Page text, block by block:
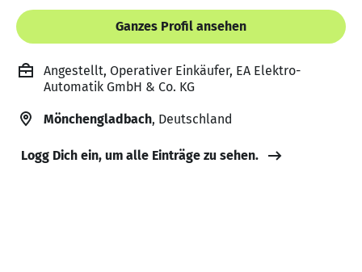
Ganzes Profil ansehen
Angestellt, Operativer Einkäufer, EA Elektro-
Automatik GmbH & Co. KG
Mönchengladbach, Deutschland
Logg Dich ein, um alle Einträge zu sehen.